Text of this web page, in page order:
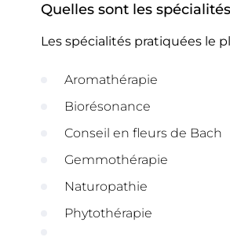
Quelles sont les
Les spécialités pratiquées le
Aromathérapie
Biorésonance
Conseil en fleurs de Bach
Gemmothérapie
Naturopathie
Phytothérapie